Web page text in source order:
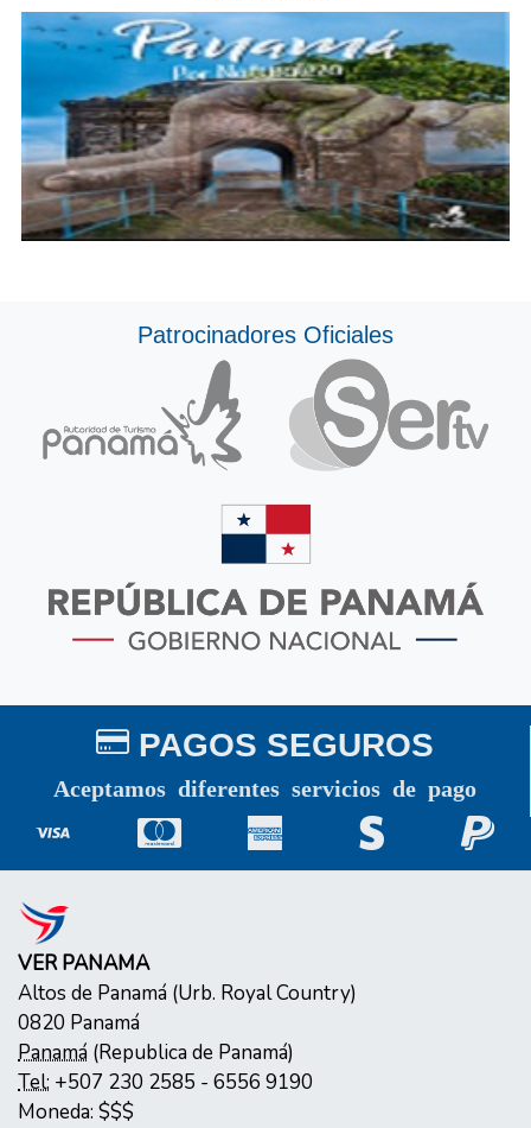
Patrocinadores Oficiales
PAGOS SEGUROS
Aceptamos diferentes servicios de pago
VER PANAMA
Altos de Panamá (Urb. Royal Country)
0820 Panamá
Panamá (Republica de Panamá)
Tel: +507 230 2585 - 6556 9190
Moneda: $$$